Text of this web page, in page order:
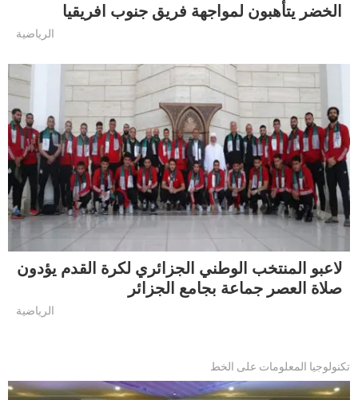
الخضر يتأهبون لمواجهة فريق جنوب افريقيا
الرياضية
لاعبو المنتخب الوطني الجزائري لكرة القدم يؤدون
صلاة العصر جماعة بجامع الجزائر
الرياضية
تكنولوجيا المعلومات على الخط